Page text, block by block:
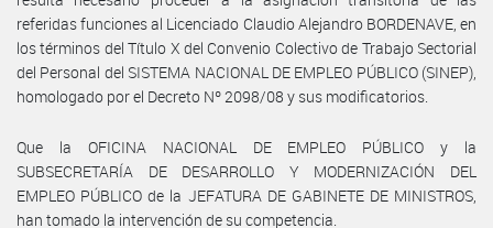
referidas funciones al Licenciado Claudio Alejandro BORDENAVE, en
los términos del Título X del Convenio Colectivo de Trabajo Sectorial
del Personal del SISTEMA NACIONAL DE EMPLEO PÚBLICO (SINEP),
homologado por el Decreto Nº 2098/08 y sus modificatorios.
Que la OFICINA NACIONAL DE EMPLEO PÚBLICO y la
SUBSECRETARÍA DE DESARROLLO Y MODERNIZACIÓN DEL
EMPLEO PÚBLICO de la JEFATURA DE GABINETE DE MINISTROS,
han tomado la intervención de su competencia.